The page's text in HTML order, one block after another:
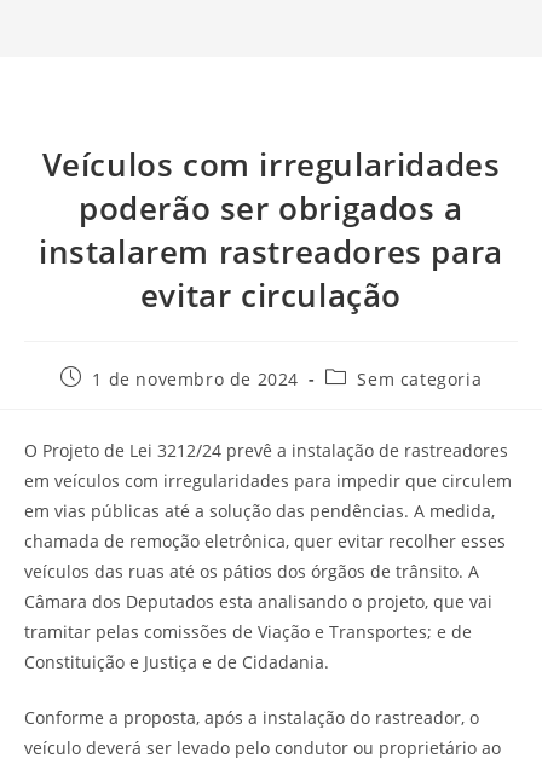
Veículos com irregularidades
poderão ser obrigados a
instalarem rastreadores para
evitar circulação
1 de novembro de 2024 Sem categoria
O Projeto de Lei 3212/24 prevê a instalação de rastreadores
em veículos com irregularidades para impedir que circulem
em vias públicas até a solução das pendências. A medida,
chamada de remoção eletrônica, quer evitar recolher esses
veículos das ruas até os pátios dos órgãos de trânsito. A
Câmara dos Deputados esta analisando o projeto, que vai
tramitar pelas comissões de Viação e Transportes; e de
Constituição e Justiça e de Cidadania.
Conforme a proposta, após a instalação do rastreador, o
veículo deverá ser levado pelo condutor ou proprietário ao